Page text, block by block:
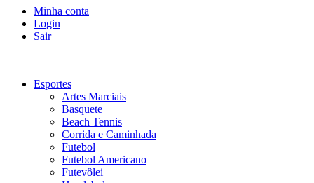
Minha conta
Login
Sair
Esportes
Artes Marciais
Basquete
Beach Tennis
Corrida e Caminhada
Futebol
Futebol Americano
Futevôlei